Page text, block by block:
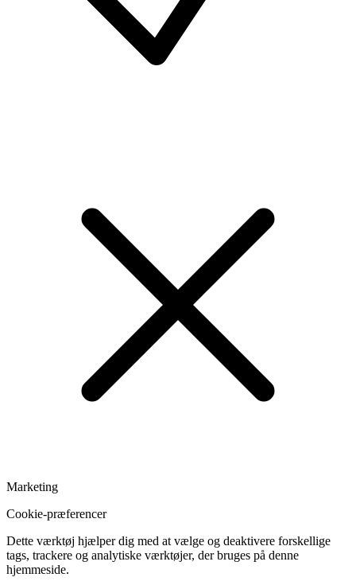
Marketing
Cookie-præferencer
Dette værktøj hjælper dig med at vælge og deaktivere forskellige
tags, trackere og analytiske værktøjer, der bruges på denne
hjemmeside.